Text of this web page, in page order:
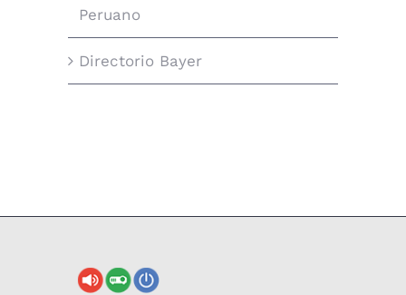
Peruano
Directorio Bayer